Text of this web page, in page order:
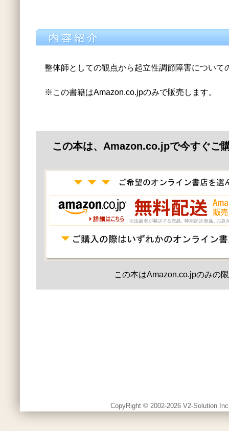
整体師としての観点から起立性調節障害について
※この書籍はAmazon.co.jpのみで販売します。
この本は、Amazon.co.jpで今すぐご
この本はAmazon.co.jpのみの
CopyRight © 2002-2026 V2-Solution